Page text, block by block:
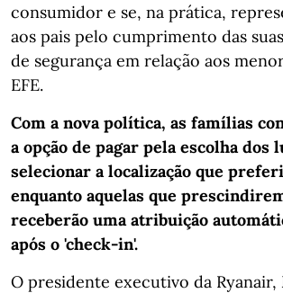
consumidor e se, na prática,
aos pais pelo cumprimento das
de segurança em relação aos
EFE.
Com a nova política, as famílias
a opção de pagar pela escolha dos
selecionar a localização que
enquanto aquelas que
receberão uma atribuição
após o 'check-in'.
O presidente executivo da Ryanair,